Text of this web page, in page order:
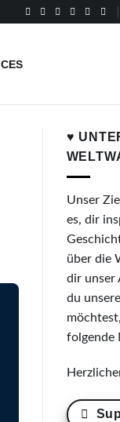
♥
Unser
es, dir
über die
dir unser
du
folgende